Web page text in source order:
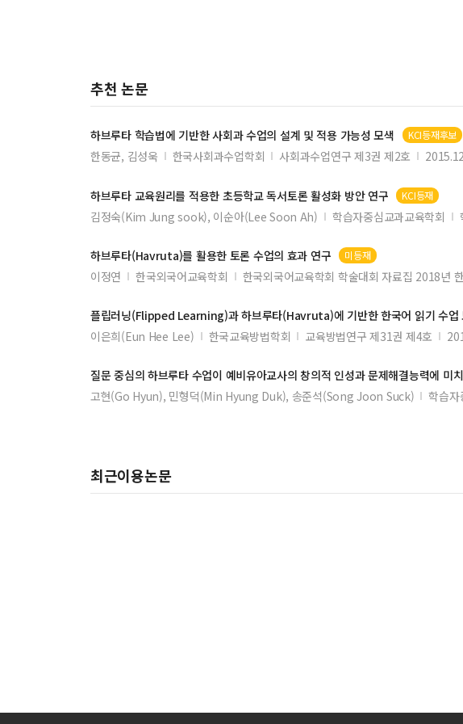
『서유기』 車遲國 도술시합의 불교적 독해
在韩中国留学生的家庭支持与创业认同及创业意向的关系研究
추천 논문
하브루타 학습법에 기반한 사회과 수업의 설계 및 적용 가능성 모색 KCI등재후보
한동균, 김성욱 한국사회과수업학회 사회과수업연구 제3권 제2호 2015.12
하브루타 교육원리를 적용한 초등학교 독서토론 활성화 방안 연구 KCI등재
김정숙(Kim Jung sook), 이순아(Lee Soon Ah) 학습자중심교과교육학회
하브루타(Havruta)를 활용한 토론 수업의 효과 연구 미등재
이정연 한국외국어교육학회 한국외국어교육학회 학술대회 자료집 2018년
플립러닝(Flipped Learning)과 하브루타(Havruta)에 기반한 한국어 읽기 수
이은희(Eun Hee Lee) 한국교육방법학회 교육방법연구 제31권 제4호
질문 중심의 하브루타 수업이 예비유아교사의 창의적 인성과 문제해결능력에 미
고현(Go Hyun), 민형덕(Min Hyung Duk), 송준석(Song Joon Suck) 학습자
최근이용논문